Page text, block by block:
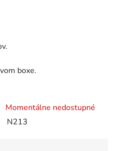
boxe.
Momentálne nedostupné
N213